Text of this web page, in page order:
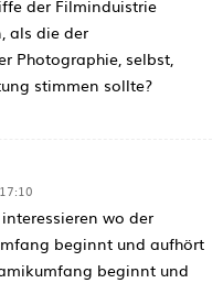
der Filminduistrie
als die der
Photographie, selbst,
stimmen sollte?
wo der
beginnt und aufhört
beginnt und